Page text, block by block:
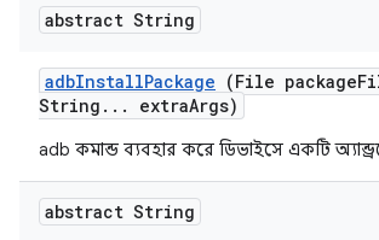
abstract String
adbInstallPackage (File package
String . . . extraArgs)
adb কমান্ড ব্যবহার করে ডিভাইসে একটি
abstract String